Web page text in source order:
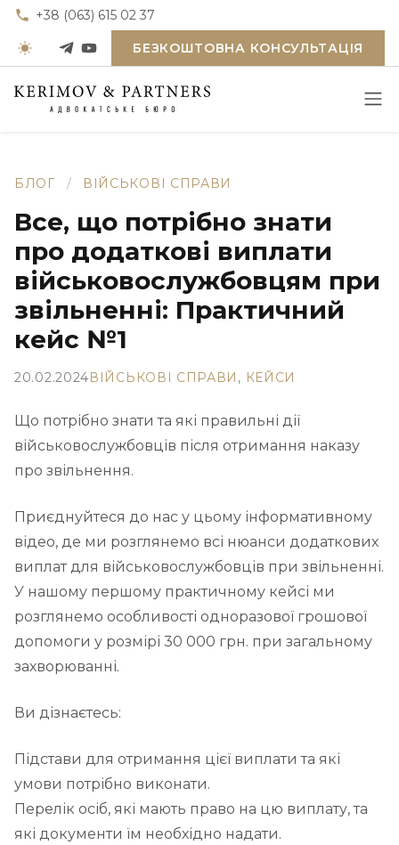
+38 (063) 615 02 37
БЕЗКОШТОВНА КОНСУЛЬТАЦІЯ
БЛОГ / ВІЙСЬКОВІ СПРАВИ
Все, що потрібно знати
про додаткові виплати
військовослужбовцям при
звільненні: Практичний
кейс №1
20.02.2024ВІЙСЬКОВІ СПРАВИ , КЕЙСИ
Що потрібно знати та які правильні дії
військовослужбовців після отримання наказу
про звільнення.
Приєднуйтеся до нас у цьому інформативному
відео, де ми розглянемо всі нюанси додаткових
виплат для військовослужбовців при звільненні.
У нашому першому практичному кейсі ми
розглянемо особливості одноразової грошової
допомоги у розмірі 30 000 грн. при загальному
захворюванні.
Ви дізнаєтесь:
Підстави для отримання цієї виплати та які
умови потрібно виконати.
Перелік осіб, які мають право на цю виплату, та
які документи їм необхідно надати.